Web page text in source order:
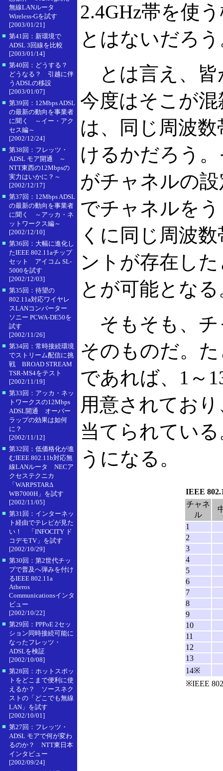
無線LANルータ
Wireless-Gを試す
[2003/01/21]
■ 第41回：新環境で
ADSL 3回線を比較
[2003/01/14]
■ 第40回：どうする？
どうなる？ 引越に伴
うADSLの移設
[2003/01/07]
■ 第39回：12Mbps ADSL
の最新の動向を事業者
に聞く ～イー・アク
セス編～
[2002/12/24]
■ 第38回：フレッツ・
ADSL モア開通 ～
NTT東西の12Mbpsの
実力はいかに？～
[2002/12/17]
■ 第37回：12Mbps ADSL
の最新の動向を事業者
に聞く ～アッカ・ネ
ットワークス編～
[2002/12/10]
■ 第36回：大幅に進化し
たIEEE 802.11aチップ
セット アイコム SL-
5000を試す
[2002/12/03]
■ 第35回：待望の
802.11a対応ワイヤレ
スLANコンバーター
ソニー PCWA-DE50を
試す
[2002/11/26]
■ 第34回：常時接続環境
でストリーム配信に挑
戦 BROAD STREAM
TSR-MS4をテスト
[2002/11/19]
■ 第33回：アッカ・ネッ
トワークスの12Mbps
ADSL開通 オーバー
ラップの効果は如何
に？
[2002/11/12]
■ 第32回：低価格化が進
むIEEE 802.11b対応無
線LANルータ NECア
クセステクニカ
「WARPSTARΔ
WB7000H」を試す
[2002/11/05]
■ 第31回：インターネッ
ト経由でテレビが見た
い！ 「INFOCITY ド
コデモTV」を試す
[2002/10/29]
■ 第30回：第2世代チッ
プで普及へ弾みを付け
るIEEE 802.11a
Atheros
Communicationsインタ
ビュー
[2002/10/22]
■ 第29回：PPPoE 2セッ
ション同時接続可能に
なったフレッツ・
ADSLを検証
[2002/10/08]
■ 第28回：ホットスポッ
トをどこまで便利に使
えるか？ ソースネク
ストの「どこでも無線
LAN」を試す
[2002/10/01]
■ 第27回：フレッツ・
ADSL モアで何が変わ
るのか？ NTT東日本
インタビュー
[2002/09/24]
2.4GHz帯を使
とはないだろ
とは言え、皆
今度はそこが
は、同じ周波
けるかだろう
がチャネルの
でチャネルを
くに同じ周波
ントが存在し
とが可能となる
そもそも、チ
そのものだ。た
であれば、1～
用意されてお
当てられてい
うになる。
IEEE
チャネ
ル
1
2
3
4
5
6
7
8
9
10
11
12
13
14※
※IEEE